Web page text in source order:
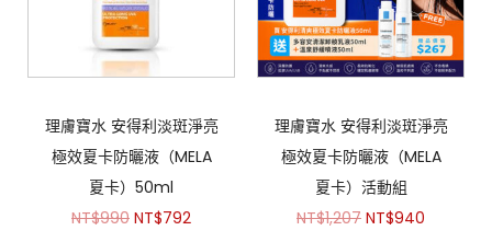
理膚寶水 安得利淡斑淨亮
極效夏卡防曬液（MELA
夏卡）50ml
NT$990 NT$792
理膚寶水 安得利淡斑淨亮
極效夏卡防曬液（MELA
夏卡）活動組
NT$1,207 NT$940